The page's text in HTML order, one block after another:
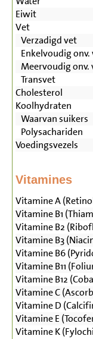
Eiwit
Vet
Verzadigd vet
Enkelvoudig onv.
Meervoudig onv.
Transvet
Cholesterol
Koolhydraten
Waarvan suikers
Polysachariden
Voedingsvezels
Vitamines
Vitamine A
Vitamine B1
Vitamine B2
Vitamine B3
Vitamine B6
Vitamine B11
Vitamine B12
Vitamine C
Vitamine D
Vitamine E
Vitamine K